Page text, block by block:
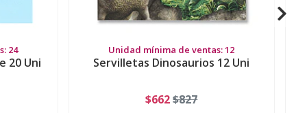
24
20 Uni
Unidad mínima de ventas: 12
Servilletas Dinosaurios 12 Uni
$662$827